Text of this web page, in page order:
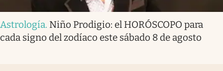
Astrología. Niño Prodigio: el HORÓSCOPO para
cada signo del zodíaco este sábado 8 de agosto